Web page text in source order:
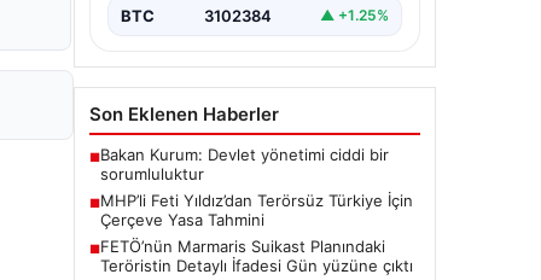
BTC 3102384 ▲ +1.25%
Son Eklenen Haberler
■Bakan Kurum: Devlet yönetimi ciddi bir
sorumluluktur
■MHP’li Feti Yıldız’dan Terörsüz Türkiye İçin
Çerçeve Yasa Tahmini
■FETÖ’nün Marmaris Suikast Planındaki
Teröristin Detaylı İfadesi Gün yüzüne çıktı